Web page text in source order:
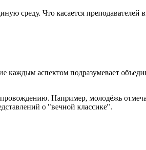
среду. Что касается преподавателей
каждым аспектом подразумевает
Например, молодёжь
о "вечной классике".